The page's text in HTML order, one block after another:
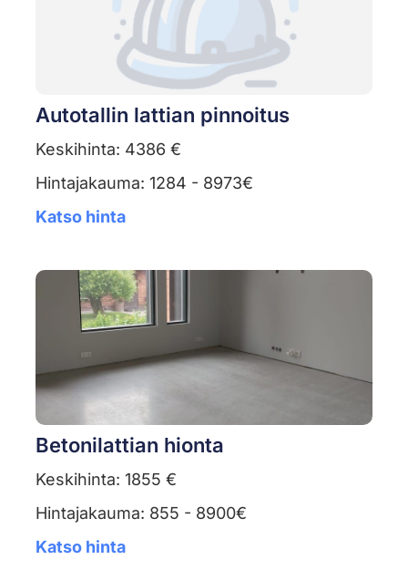
Autotallin lattian pinnoitus
Keskihinta: 4386 €
Hintajakauma: 1284 - 8973€
Katso hinta
Betonilattian hionta
Keskihinta: 1855 €
Hintajakauma: 855 - 8900€
Katso hinta